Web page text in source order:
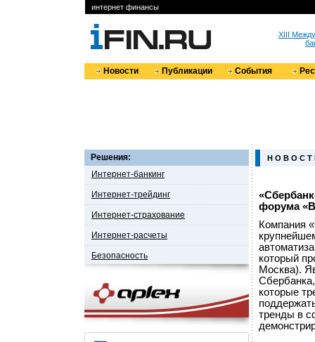
интернет финансы
XIII
Новости Публикации События
Решения:
Интернет-банкинг
Интернет-трейдинг
Интернет-страхование
Интернет-расчеты
Безопасность
Н О В О С Т
форума
Компания
который
Москва).
которые
тренды в